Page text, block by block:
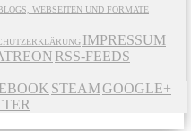
WEBSEITEN UND FORMATE
IMPRESSUM
RSS-FEEDS
STEAMGOOGLE+